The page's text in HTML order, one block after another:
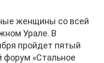
женщины со всей
Урале. В
пройдет пятый
форум «Стальное